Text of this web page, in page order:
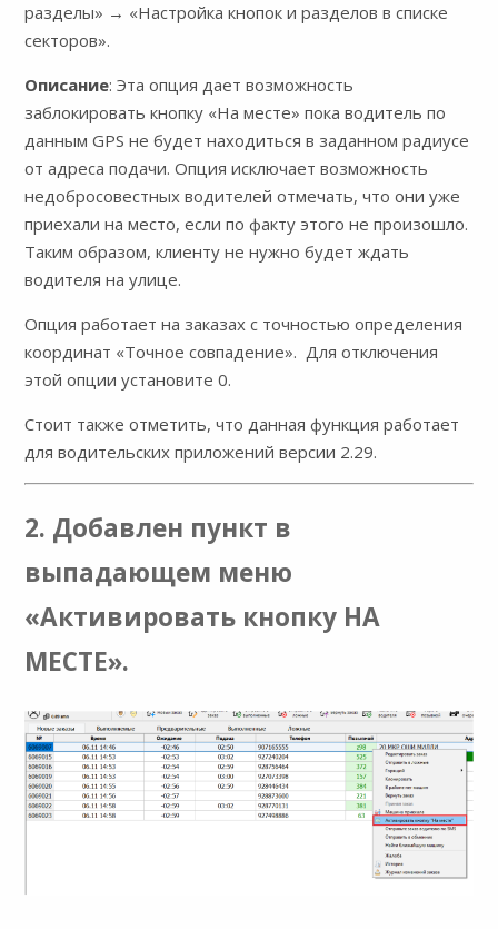
разделы» → «Настройка кнопок и разделов в списке
секторов».
Описание: Эта опция дает возможность
заблокировать кнопку «На месте» пока водитель по
данным GPS не будет находиться в заданном радиусе
от адреса подачи. Опция исключает возможность
недобросовестных водителей отмечать, что они уже
приехали на место, если по факту этого не произошло.
Таким образом, клиенту не нужно будет ждать
водителя на улице.
Опция работает на заказах с точностью определения
координат «Точное совпадение». Для отключения
этой опции установите 0.
Стоит также отметить, что данная функция работает
для водительских приложений версии 2.29.
2. Добавлен пункт в
выпадающем меню
«Активировать кнопку НА
МЕСТЕ».